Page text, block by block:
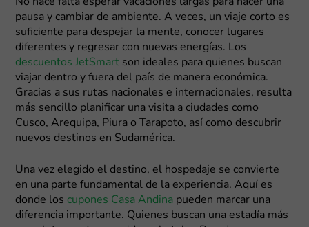
pausa y cambiar de ambiente. A veces, un viaje corto es
suficiente para despejar la mente, conocer lugares
diferentes y regresar con nuevas energías. Los
descuentos JetSmart son ideales para quienes buscan
viajar dentro y fuera del país de manera económica.
Gracias a sus rutas nacionales e internacionales, resulta
más sencillo planificar una visita a ciudades como
Cusco, Arequipa, Piura o Tarapoto, así como descubrir
nuevos destinos en Sudamérica.
Una vez elegido el destino, el hospedaje se convierte
en una parte fundamental de la experiencia. Aquí es
donde los cupones Casa Andina pueden marcar una
diferencia importante. Quienes buscan una estadía más